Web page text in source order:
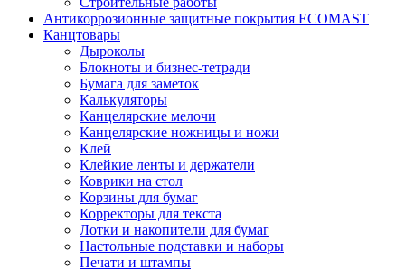
Антикоррозионные защитные покрытия ECOMAST
Канцтовары
Дыроколы
Блокноты и бизнес-тетради
Бумага для заметок
Калькуляторы
Канцелярские мелочи
Канцелярские ножницы и ножи
Клей
Клейкие ленты и держатели
Коврики на стол
Корзины для бумаг
Корректоры для текста
Лотки и накопители для бумаг
Настольные подставки и наборы
Печати и штампы